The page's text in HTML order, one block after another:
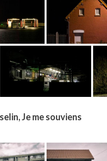
Je me souviens